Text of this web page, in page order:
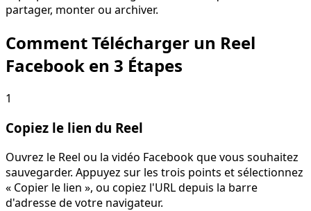
partager, monter ou archiver.
Comment Télécharger un Reel
Facebook en 3 Étapes
1
Copiez le lien du Reel
Ouvrez le Reel ou la vidéo Facebook que vous souhaitez
sauvegarder. Appuyez sur les trois points et sélectionnez
« Copier le lien », ou copiez l'URL depuis la barre
d'adresse de votre navigateur.